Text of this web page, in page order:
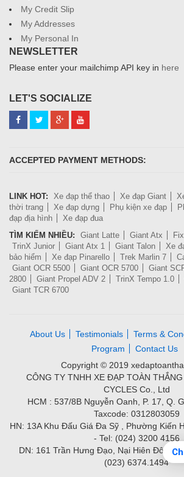
My Credit Slip
My Addresses
My Personal In
NEWSLETTER
Please enter your mailchimp API key in here
LET'S SOCIALIZE
ACCEPTED PAYMENT METHODS:
LINK HOT: Xe đạp thể thao Xe đạp Giant
thời trang
Xe đạp dựng Phụ kiện xe đạp
đạp địa hình
Xe đạp đua
TÌM KIẾM NHIỀU:
Giant Latte Giant Atx
TrinX Junior
Giant Atx 1 Giant Talon Xe
bảo hiểm
Xe đạp Pinarello Trek Marlin 7
Giant OCR 5500
Giant OCR 5700 Giant
2800
Giant Propel ADV 2 TrinX Tempo 1.0
Giant TCR 6700
About Us Testimonials Terms &
Program
Contact Us
Copyright © 2019
CÔNG TY TNHH XE ĐẠP TOÀN
CYCLES Co., Ltd
HCM : 537/8B Nguyễn Oanh, P. 17, Q.
Taxcode: 0312803059
HN: 13A Khu Đấu Giá Đa Sỹ , Phường Kiến
- Tel: (024) 3200 4156
DN: 161 Trần Hưng Đạo, Nại Hiên Đông,
(023) 6374.1494